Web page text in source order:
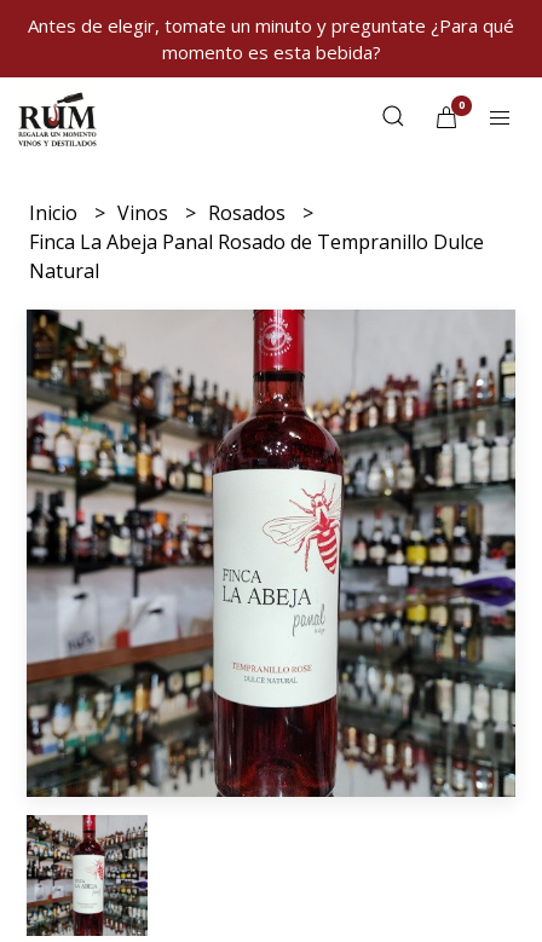
Antes de elegir, tomate un minuto y preguntate ¿Para qué
momento es esta bebida?
0
Inicio Vinos
Rosados
Finca La Abeja Panal Rosado de Tempranillo Dulce
Natural